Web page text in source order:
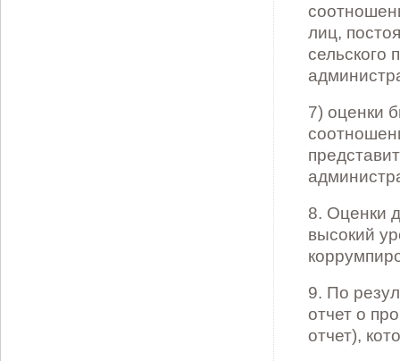
лиц,
сельского
7) оценки
8. Оценки
высокий
9. По
отчет о
отчет),